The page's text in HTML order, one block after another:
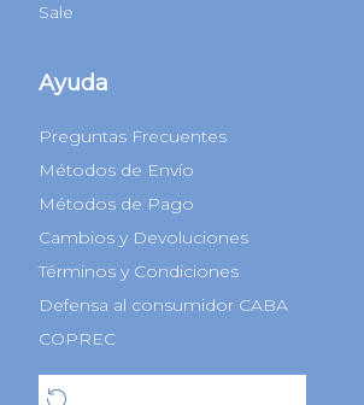
Sale
Ayuda
Preguntas Frecuentes
Métodos de Envío
Métodos de Pago
Cambios y Devoluciones
Términos y Condiciones
Defensa al consumidor CABA
COPREC